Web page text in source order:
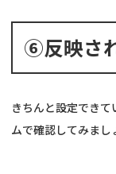
⑥反映さ
きちんと設定でき
ムで確認してみまし